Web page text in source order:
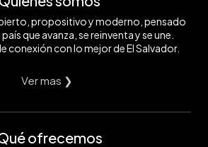
propositivo y moderno, pensado
que avanza, se reinventa y se une.
conexión con lo mejor de El Salvador.
Ver mas ❯
ofrecemos